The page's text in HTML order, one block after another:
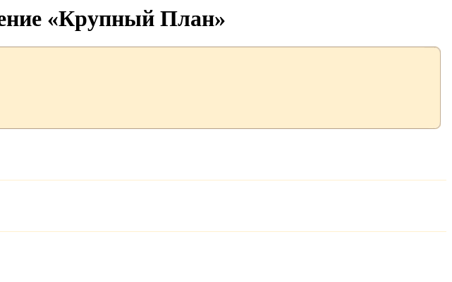
«Крупный План»